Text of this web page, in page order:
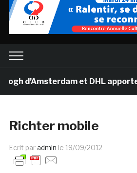
d’Amsterdam et DHL apportent
Richter mobile
Ecrit paradmin le 19/09/2012